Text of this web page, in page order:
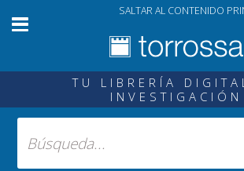
SALTAR AL CONTENIDO
TU LIBRERÍA
INVESTIGACIÓN